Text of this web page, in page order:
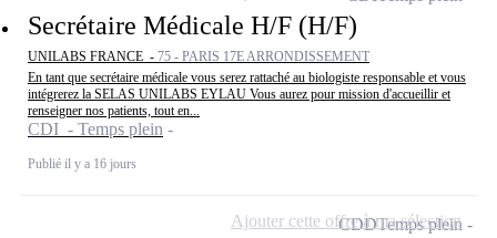
Secrétaire Médicale H/F (H/F)
UNILABS FRANCE - 75 - PARIS 17E ARRONDISSEMENT
En tant que secrétaire médicale vous serez rattaché au biologiste responsable et vous
intégrerez la SELAS UNILABS EYLAU Vous aurez pour mission d'accueillir et
renseigner nos patients, tout en...
CDI - Temps plein
Publié il y a 16 jours
CDDTemps plein
Ajouter cette offre à ma sélection